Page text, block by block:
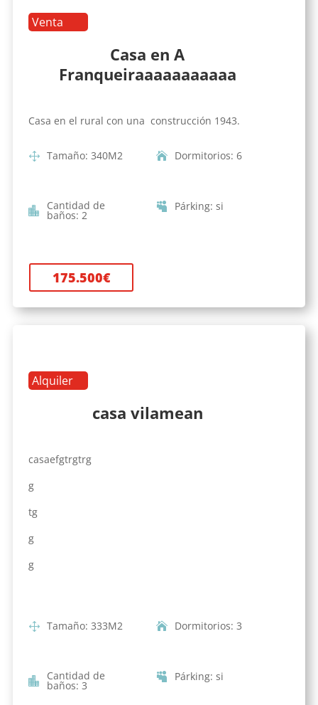
Venta
Casa en A
Franqueiraaaaaaaaaaa
Casa en el rural con una construcción 1943.
Tamaño: 340M2 Dormitorios: 6
Cantidad de
baños: 2
Párking: si
175.500€
Alquiler
casa vilamean
casaefgtrgtrg
g
tg
g
g
Tamaño: 333M2 Dormitorios: 3
Cantidad de
baños: 3
Párking: si